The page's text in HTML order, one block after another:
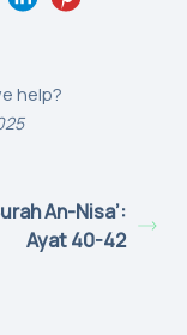
help?
An-Nisa’:
Ayat 40-42